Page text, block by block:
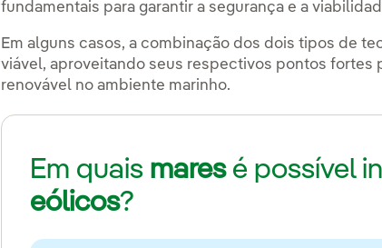
fundamentais para garantir a segurança e a
Em alguns casos, a combinação dos dois tipos de
viável, aproveitando seus respectivos pontos fortes
renovável no ambiente marinho.
Em quais maresé possível
eólicos?